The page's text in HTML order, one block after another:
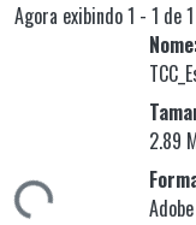
Agora exibindo1 - 1 de 1
2.89